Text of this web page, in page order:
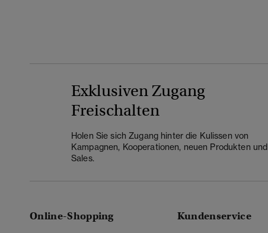
Exklusiven Zugang
Freischalten
Holen Sie sich Zugang hinter die Kulissen von
Kampagnen, Kooperationen, neuen Produkten und
Sales.
Online-Shopping Kundenservice